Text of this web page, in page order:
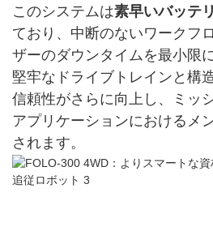
このシステムは素早いバッテ
ており、中断のないワークフ
ザーのダウンタイムを最小限
堅牢なドライブトレインと構
信頼性がさらに向上し、ミッ
アプリケーションにおけるメ
されます。